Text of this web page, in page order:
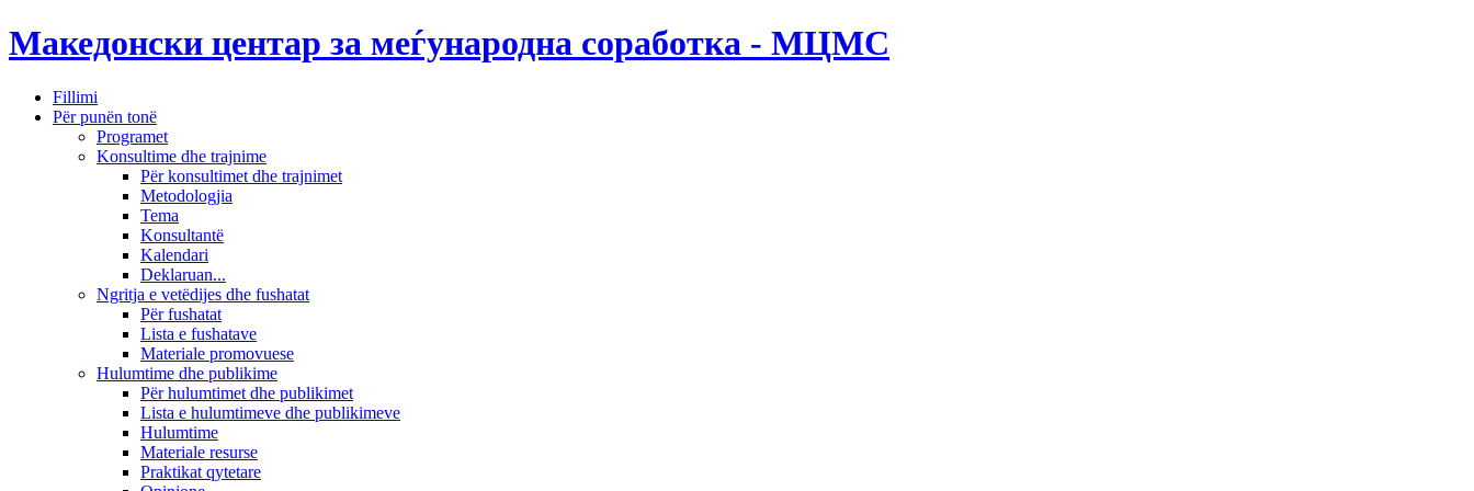
Македонски центар за меѓународна соработка - МЦМС
Fillimi
Për punën tonë
Programet
Konsultime dhe trajnime
Për konsultimet dhe trajnimet
Metodologjia
Tema
Konsultantë
Kalendari
Deklaruan...
Ngritja e vetëdijes dhe fushatat
Për fushatat
Lista e fushatave
Materiale promovuese
Hulumtime dhe publikime
Për hulumtimet dhe publikimet
Lista e hulumtimeve dhe publikimeve
Hulumtime
Materiale resurse
Praktikat qytetare